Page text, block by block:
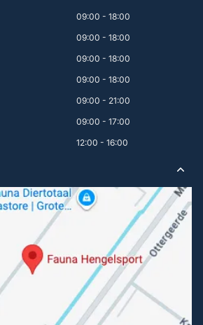
09:00 - 18:00
09:00 - 18:00
09:00 - 18:00
09:00 - 18:00
09:00 - 21:00
09:00 - 17:00
12:00 - 16:00